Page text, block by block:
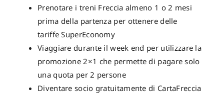
Prenotare i treni Freccia almeno 1 o 2 mesi
prima della partenza per ottenere delle
tariffe SuperEconomy
Viaggiare durante il week end per utilizzare la
promozione 2×1 che permette di pagare solo
una quota per 2 persone
Diventare socio gratuitamente di CartaFreccia